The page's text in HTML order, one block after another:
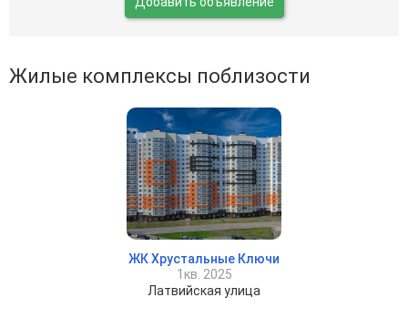
Жилые комплексы поблизости
ЖК Хрустальные Ключи
1кв. 2025
Латвийская улица